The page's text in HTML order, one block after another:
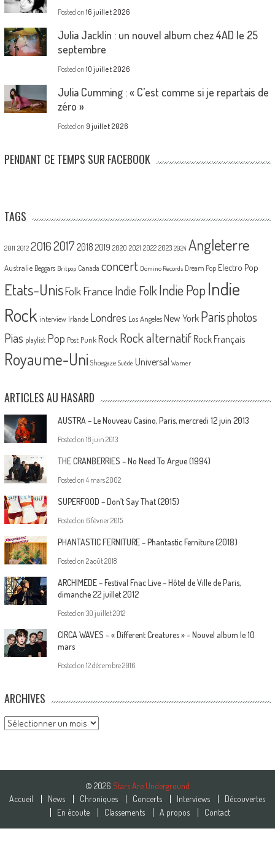
Posted on 16 juillet 2026
Julia Jacklin : un nouvel album chez 4AD le 25
septembre
Posted on 10 juillet 2026
Julia Cumming : « C’est comme si je repartais de
zéro »
Posted on 9 juillet 2026
PENDANT CE TEMPS SUR FACEBOOK
TAGS
2011 2012 20162017 2018 2019 2020 2021 2022 2023 2024 Angleterre
Australie Beggars Britpop Canada concert Domino Records Dream Pop Electro Pop
Etats-UnisFolk France Indie FolkIndie PopIndie
Rock interview Irlande Londres Los Angeles New York Parisphotos
Pias playlist Pop Post Punk Rock Rock alternatif Rock Français
Royaume-Uni Shoegaze Suède Universal Warner
ARTICLES AU HASARD
AUSTRA – Le Nouveau Casino, Paris, mercredi 12 juin 2013
Posted on 18 juin 2013
THE CRANBERRIES – No Need To Argue (1994)
Posted on 4 mars 2002
SUPERFOOD – Don’t Say That (2015)
Posted on 6 février 2015
PHANTASTIC FERNITURE – Phantastic Ferniture (2018)
Posted on 2 août 2018
ARCHIMEDE – Festival Fnac Live – Hôtel de Ville de Paris,
dimanche 22 juillet 2012
Posted on 30 juillet 2012
CIRCA WAVES – « Different Creatures » – Nouvel album le 10
mars
Posted on 12 décembre 2016
ARCHIVES
Archives
© 2026 Stars Are Underground
Accueil
News Chroniques Concerts Interviews
Découvertes
En écoute
Classements A propos Contact